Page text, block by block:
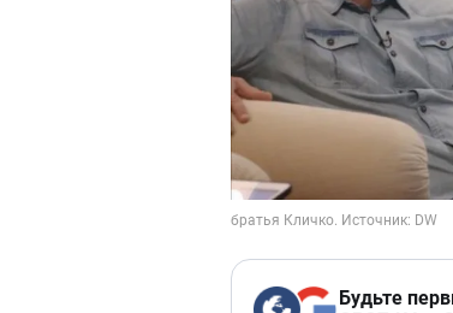
Будьте